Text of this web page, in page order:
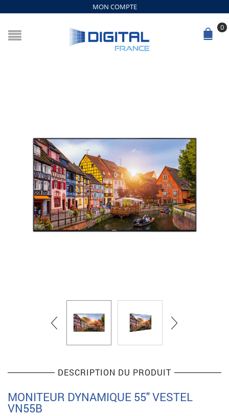
MON COMPTE
0
DESCRIPTION DU PRODUIT
MONITEUR DYNAMIQUE 55″ VESTEL
VN55B